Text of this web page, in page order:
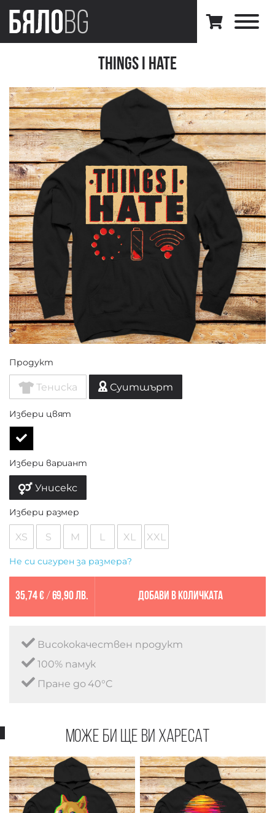
Things I hate
Продукт
Тениска Суитшърт
Избери цвят
Избери вариант
Унисекс
Избери размер
XS S M L XL XXL
Не си сигурен за размера?
35,74 €/ 69,90 лв. Добави в количката
Висококачествен продукт
100% памук
Пране до 40°C
Може би ще ви харесат